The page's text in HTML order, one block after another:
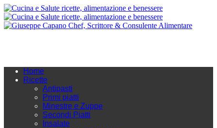
Home
Ricette
Antipasti
Primi piatti
Minestre e Zuppe
Secondi Piatti
Insalate